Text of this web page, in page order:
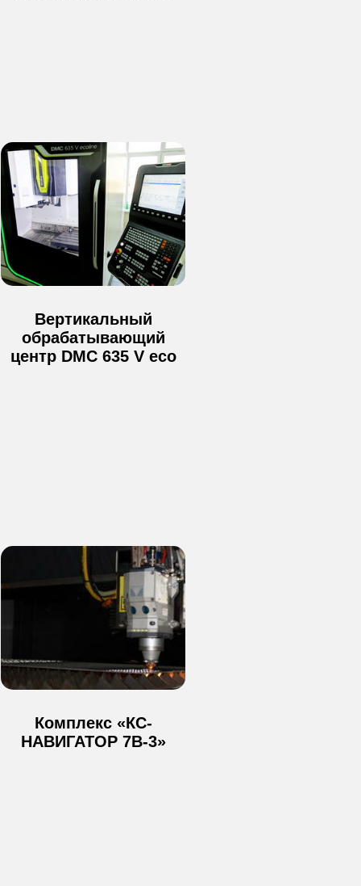
Вертикальный
обрабатывающий
центр DMC 635 V eco
Комплекс «КС-
НАВИГАТОР 7В-3»
Металлообработка в Москве и МО
любой сложности
с 09:00 до 18:00